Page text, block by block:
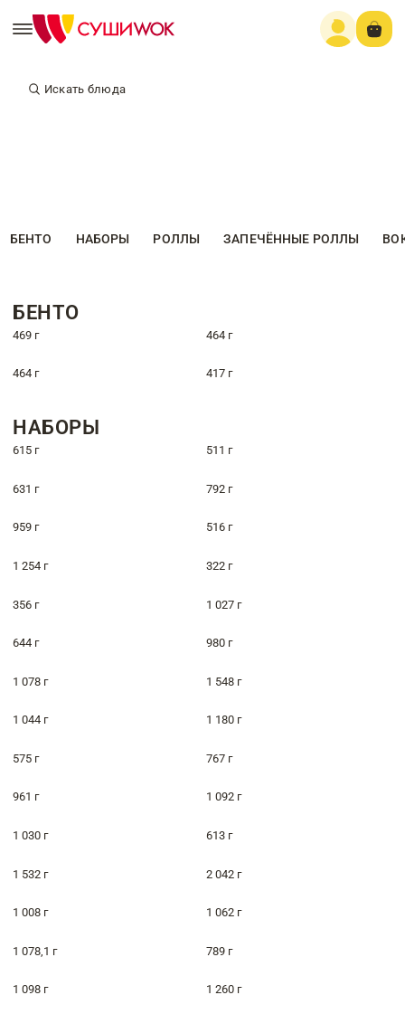
Искать блюда
БЕНТО НАБОРЫ РОЛЛЫ ЗАПЕЧЁННЫЕ РОЛЛЫ
БЕНТО
469 г 464 г
464 г 417 г
НАБОРЫ
615 г 511 г
631 г 792 г
959 г 516 г
1 254 г 322 г
356 г 1 027 г
644 г 980 г
1 078 г 1 548 г
1 044 г 1 180 г
575 г 767 г
961 г 1 092 г
1 030 г 613 г
1 532 г 2 042 г
1 008 г 1 062 г
1 078,1 г 789 г
1 098 г 1 260 г